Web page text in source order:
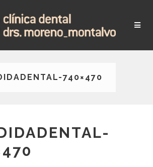
740×470